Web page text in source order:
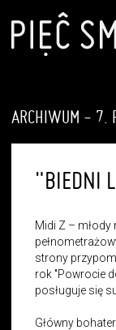
ARCHIWUM - 7.
"BIEDNI
Midi Z – młody
strony
rok "Powrocie
posługuje się
Główny